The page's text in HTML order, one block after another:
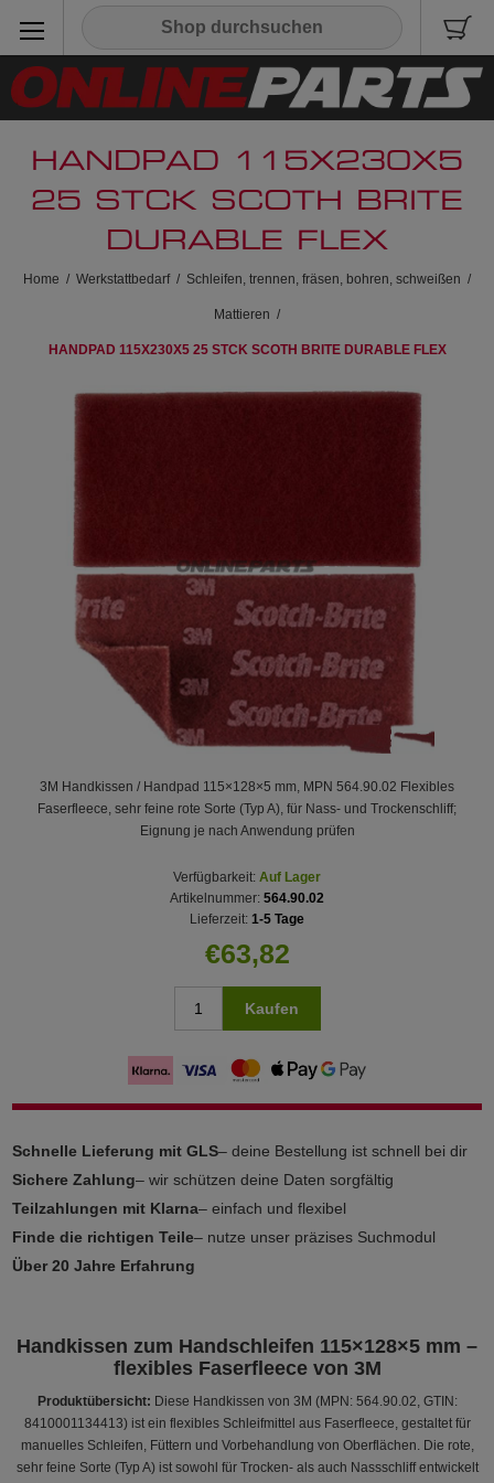
HANDPAD 115X230X5
25 STCK SCOTH BRITE
DURABLE FLEX
Home / Werkstattbedarf / Schleifen, trennen, fräsen, bohren, schweißen /
Mattieren /
HANDPAD 115X230X5 25 STCK SCOTH BRITE DURABLE FLEX
3M Handkissen / Handpad 115×128×5 mm, MPN 564.90.02 Flexibles
Faserfleece, sehr feine rote Sorte (Typ A), für Nass- und Trockenschliff;
Eignung je nach Anwendung prüfen
Verfügbarkeit: Auf Lager
Artikelnummer: 564.90.02
Lieferzeit: 1-5 Tage
€63,82
Kaufen
Schnelle Lieferung mit GLS– deine Bestellung ist schnell bei dir
Sichere Zahlung– wir schützen deine Daten sorgfältig
Teilzahlungen mit Klarna– einfach und flexibel
Finde die richtigen Teile– nutze unser präzises Suchmodul
Über 20 Jahre Erfahrung
Handkissen zum Handschleifen 115×128×5 mm –
flexibles Faserfleece von 3M
Produktübersicht: Diese Handkissen von 3M (MPN: 564.90.02, GTIN:
8410001134413) ist ein flexibles Schleifmittel aus Faserfleece, gestaltet für
manuelles Schleifen, Füttern und Vorbehandlung von Oberflächen. Die rote,
sehr feine Sorte (Typ A) ist sowohl für Trocken- als auch Nassschliff entwickelt